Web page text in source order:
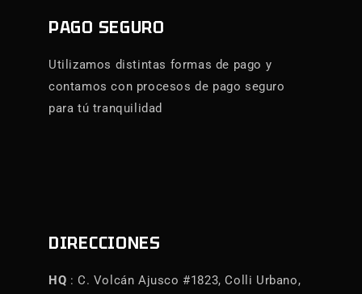
PAGO SEGURO
Utilizamos distintas formas de pago y
contamos con procesos de pago seguro
para tú tranquilidad
DIRECCIONES
HQ : C. Volcán Ajusco #1823, Colli Urbano,